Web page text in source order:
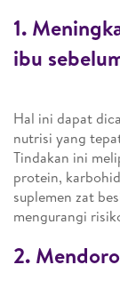
1.
ibu
Hal ini dapat
nutrisi yang
Tindakan ini
protein,
suplemen zat
mengurangi
2.